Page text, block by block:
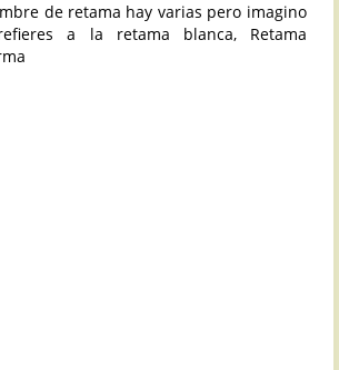
de retama hay varias pero imagino
a la retama blanca, Retama